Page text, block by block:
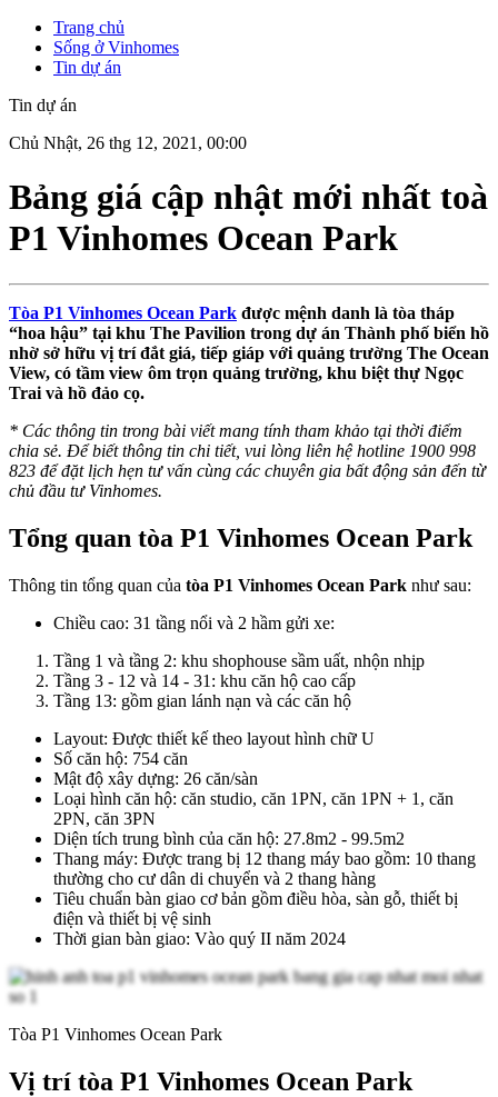
Trang chủ
Sống ở Vinhomes
Tin dự án
Tin dự án
Chủ Nhật, 26 thg 12, 2021, 00:00
Bảng giá cập nhật mới nhất toà
P1 Vinhomes Ocean Park
Tòa P1 Vinhomes Ocean Park được mệnh danh là tòa tháp
“hoa hậu” tại khu The Pavilion trong dự án Thành phố biển hồ
nhờ sở hữu vị trí đắt giá, tiếp giáp với quảng trường The Ocean
View, có tầm view ôm trọn quảng trường, khu biệt thự Ngọc
Trai và hồ đảo cọ.
* Các thông tin trong bài viết mang tính tham khảo tại thời điểm
chia sẻ. Để biết thông tin chi tiết, vui lòng liên hệ hotline 1900 998
823 để đặt lịch hẹn tư vấn cùng các chuyên gia bất động sản đến từ
chủ đầu tư Vinhomes.
Tổng quan tòa P1 Vinhomes Ocean Park
Thông tin tổng quan của tòa P1 Vinhomes Ocean Park như sau:
Chiều cao: 31 tầng nổi và 2 hầm gửi xe:
Tầng 1 và tầng 2: khu shophouse sầm uất, nhộn nhịp
Tầng 3 - 12 và 14 - 31: khu căn hộ cao cấp
Tầng 13: gồm gian lánh nạn và các căn hộ
Layout: Được thiết kế theo layout hình chữ U
Số căn hộ: 754 căn
Mật độ xây dựng: 26 căn/sàn
Loại hình căn hộ: căn studio, căn 1PN, căn 1PN + 1, căn
2PN, căn 3PN
Diện tích trung bình của căn hộ: 27.8m2 - 99.5m2
Thang máy: Được trang bị 12 thang máy bao gồm: 10 thang
thường cho cư dân di chuyển và 2 thang hàng
Tiêu chuẩn bàn giao cơ bản gồm điều hòa, sàn gỗ, thiết bị
điện và thiết bị vệ sinh
Thời gian bàn giao: Vào quý II năm 2024
Tòa P1 Vinhomes Ocean Park
Vị trí tòa P1 Vinhomes Ocean Park